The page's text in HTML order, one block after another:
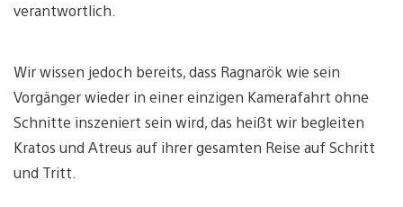
verantwortlich.
Wir wissen jedoch bereits, dass Ragnarök wie sein
Vorgänger wieder in einer einzigen Kamerafahrt ohne
Schnitte inszeniert sein wird, das heißt wir begleiten
Kratos und Atreus auf ihrer gesamten Reise auf Schritt
und Tritt.